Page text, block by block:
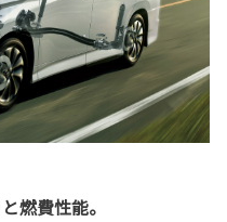
燃費性能。